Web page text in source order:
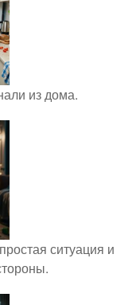
из дома.
ситуация и